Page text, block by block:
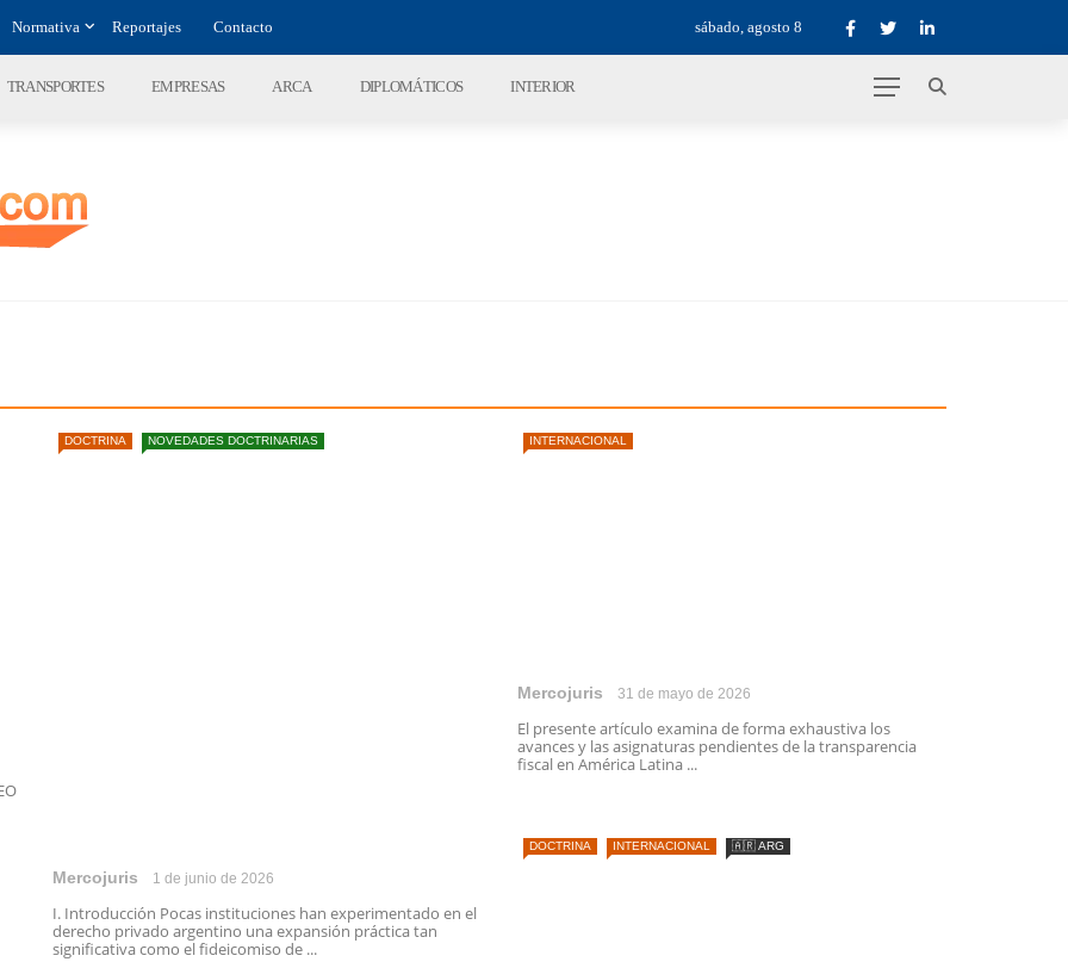
Normativa Reportajes Contacto sábado, agosto 8
TRANSPORTES EMPRESAS ARCA DIPLOMÁTICOS INTERIOR
DOCTRINA NOVEDADES DOCTRINARIAS
Mercojuris 1 de junio de 2026
I. Introducción Pocas instituciones han experimentado en el
derecho privado argentino una expansión práctica tan
significativa como el fideicomiso de ...
INTERNACIONAL
Mercojuris 31 de mayo de 2026
El presente artículo examina de forma exhaustiva los
avances y las asignaturas pendientes de la transparencia
fiscal en América Latina ...
DOCTRINA INTERNACIONAL 🇦🇷 ARG